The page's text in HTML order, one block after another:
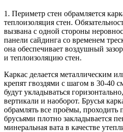
1. Периметр стен обрамляется
теплоизоляция стен.
вызвана с одной стороны
панели сайдинга со временем
она обеспечивает воздушный
и теплоизоляцию стен.
Каркас делается металлическим
крепят гвоздями с шагом в 30-40
будут укладываться
вертикали и наоборот. Брусья
обрамлять все проёмы,
брусьями плотно закладывается
минеральная вата в качестве